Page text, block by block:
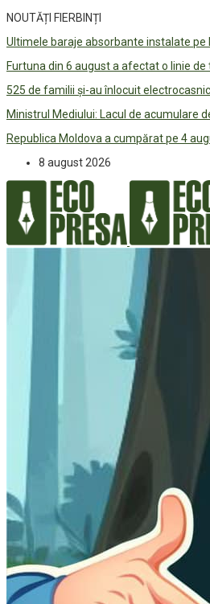
NOUTĂȚI FIERBINȚI
Ultimele baraje absorbante instalate
Furtuna din 6 august a afectat o linie
525 de familii și-au înlocuit
Ministrul Mediului: Lacul de acumulare
Republica Moldova a cumpărat pe 4
8 august 2026